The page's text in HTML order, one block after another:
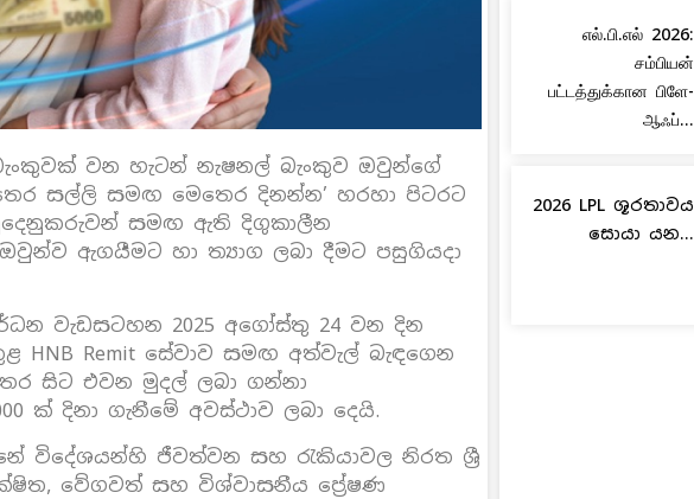
වන හැටන් නැෂනල් බැංකුව ඔවුන්ගේ
සල්ලි සමඟ මෙතෙර දිනන්න’ හරහා පිටරට
සමඟ ඇති දිගුකාලීන
ඇගයීමට හා ත්‍යාග ලබා දීමට පසුගියදා
වැඩසටහන 2025 අගෝස්තු 24 වන දින
Remit සේවාව සමඟ අත්වැල් බැඳගෙන
සිට එවන මුදල් ලබා ගන්නා
ක් දිනා ගැනීමේ අවස්ථාව ලබා දෙයි.
විදේශයන්හි ජීවත්වන සහ රැකියාවල නිරත ශ්‍රී
වේගවත් සහ විශ්වාසනීය ප්‍රේෂණ
எல்.பி.எல் 2026:
சம்பியன்
பட்டத்துக்கான பிளே-
ஆஃப்...
2026 LPL ශූරතාවය
සොයා යන...